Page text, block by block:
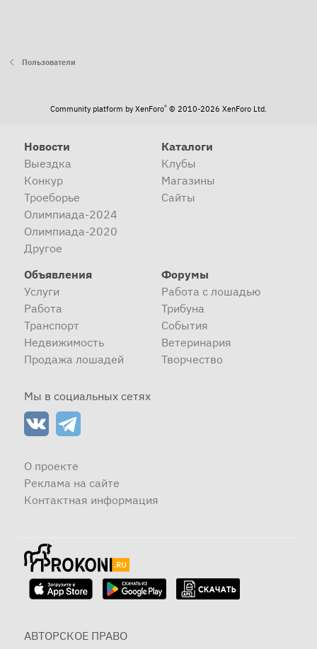
Пользователи
Community platform by XenForo® © 2010-2026 XenForo Ltd.
Новости
Выездка
Конкур
Троеборье
Олимпиада-2024
Олимпиада-2020
Другое
Каталоги
Клубы
Магазины
Сайты
Объявления
Услуги
Работа
Транспорт
Недвижимость
Продажа лошадей
Форумы
Работа с лошадью
Трибуна
События
Ветеринария
Творчество
Мы в социальных сетях
О проекте
Реклама на сайте
Контактная информация
АВТОРСКОЕ ПРАВО